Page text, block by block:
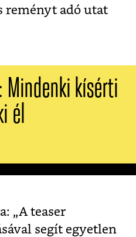
reményt adó utat
Mindenki kísérti
él
„A teaser
segít egyetlen